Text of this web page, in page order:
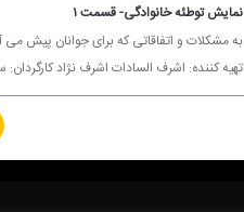
نمایش توطئه خانوادگی- قسمت ۱
به مشكلات و اتفاقاتی كه برای جوانان پیش می
تهیه كننده: اشرف السادات اشرف نژاد